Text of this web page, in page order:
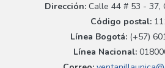
Dirección:Calle 44 # 53 - 37,
Código postal:
Línea Bogotá:(+57)
Línea Nacional: